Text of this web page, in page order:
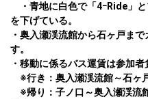
・青地に白色で「4ｰRide」
を下げている。
・奥入瀬渓流館から石ヶ戸ま
す。
・移動に係るバス運賃は参加者
※行き：奥入瀬渓流館～石ヶ
※帰り：子ノ口～奥入瀬渓流